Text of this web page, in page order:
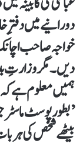
دورانیے میں دفترِ
خواجہ صاحب
دیں۔ مگر وزارتِ
ہمیں معلوم ہے
’بطور پوسٹ ماسٹر
بیٹھے شخص کی ہر